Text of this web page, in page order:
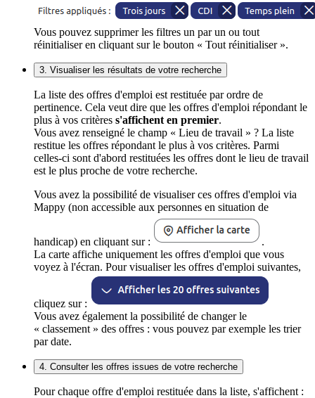
Vous pouvez supprimer les filtres un par un ou tout
réinitialiser en cliquant sur le bouton « Tout réinitialiser ».
3. Visualiser les résultats de votre recherche
La liste des offres d'emploi est restituée par ordre de
pertinence. Cela veut dire que les offres d'emploi répondant le
plus à vos critères s'affichent en premier.
Vous avez renseigné le champ « Lieu de travail » ? La liste
restitue les offres répondant le plus à vos critères. Parmi
celles-ci sont d'abord restituées les offres dont le lieu de travail
est le plus proche de votre recherche.
Vous avez la possibilité de visualiser ces offres d'emploi via
Mappy (non accessible aux personnes en situation de
handicap) en cliquant sur :
.
La carte affiche uniquement les offres d'emploi que vous
voyez à l'écran. Pour visualiser les offres d'emploi suivantes,
cliquez sur :
Vous avez également la possibilité de changer le
« classement » des offres : vous pouvez par exemple les trier
par date.
4. Consulter les offres issues de votre recherche
Pour chaque offre d'emploi restituée dans la liste, s'affichent :